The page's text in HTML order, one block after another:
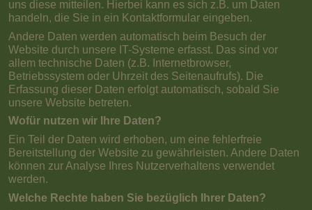
uns diese mitteilen. Hierbei kann es sich z.B. um Daten
handeln, die Sie in ein Kontaktformular eingeben.
Andere Daten werden automatisch beim Besuch der
Website durch unsere IT-Systeme erfasst. Das sind vor
allem technische Daten (z.B. Internetbrowser,
Betriebssystem oder Uhrzeit des Seitenaufrufs). Die
Erfassung dieser Daten erfolgt automatisch, sobald Sie
unsere Website betreten.
Wofür nutzen wir Ihre Daten?
Ein Teil der Daten wird erhoben, um eine fehlerfreie
Bereitstellung der Website zu gewährleisten. Andere Daten
können zur Analyse Ihres Nutzerverhaltens verwendet
werden.
Welche Rechte haben Sie bezüglich Ihrer Daten?